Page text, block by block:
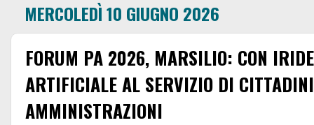
MERCOLEDÌ 10 GIUGNO 2026
FORUM PA 2026, MARSILIO: CON
ARTIFICIALE AL SERVIZIO DI
AMMINISTRAZIONI